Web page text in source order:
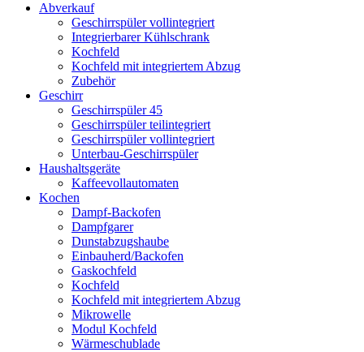
Abverkauf
Geschirrspüler vollintegriert
Integrierbarer Kühlschrank
Kochfeld
Kochfeld mit integriertem Abzug
Zubehör
Geschirr
Geschirrspüler 45
Geschirrspüler teilintegriert
Geschirrspüler vollintegriert
Unterbau-Geschirrspüler
Haushaltsgeräte
Kaffeevollautomaten
Kochen
Dampf-Backofen
Dampfgarer
Dunstabzugshaube
Einbauherd/Backofen
Gaskochfeld
Kochfeld
Kochfeld mit integriertem Abzug
Mikrowelle
Modul Kochfeld
Wärmeschublade